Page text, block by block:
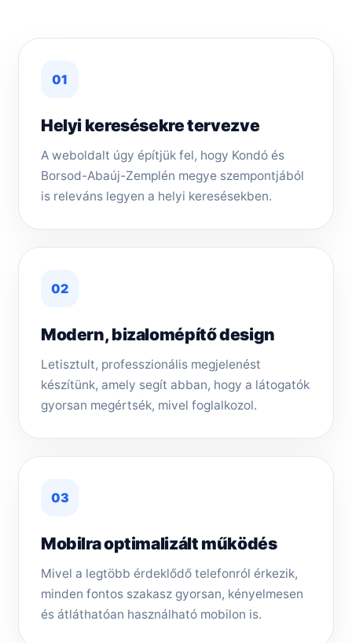
01
Helyi keresésekre tervezve
A weboldalt úgy építjük fel, hogy Kondó és
Borsod-Abaúj-Zemplén megye szempontjából
is releváns legyen a helyi keresésekben.
02
Modern, bizalomépítő design
Letisztult, professzionális megjelenést
készítünk, amely segít abban, hogy a látogatók
gyorsan megértsék, mivel foglalkozol.
03
Mobilra optimalizált működés
Mivel a legtöbb érdeklődő telefonról érkezik,
minden fontos szakasz gyorsan, kényelmesen
és átláthatóan használható mobilon is.